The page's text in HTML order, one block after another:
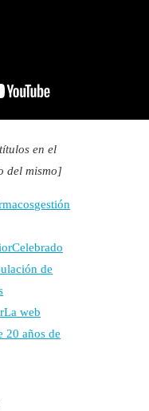
en el
del mismo]
gestión
Celebrado
de
La web
20 años de